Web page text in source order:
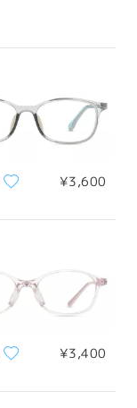
¥3,600
¥3,400